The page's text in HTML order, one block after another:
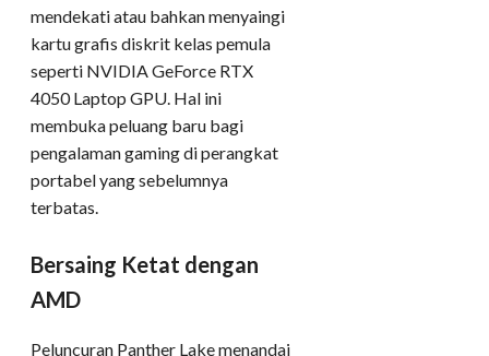
mendekati atau bahkan menyaingi
kartu grafis diskrit kelas pemula
seperti NVIDIA GeForce RTX
4050 Laptop GPU. Hal ini
membuka peluang baru bagi
pengalaman gaming di perangkat
portabel yang sebelumnya
terbatas.
Bersaing Ketat dengan
AMD
Peluncuran Panther Lake menandai